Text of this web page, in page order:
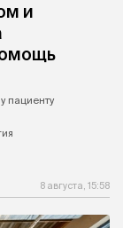
и
пациенту
8 августа, 15:58